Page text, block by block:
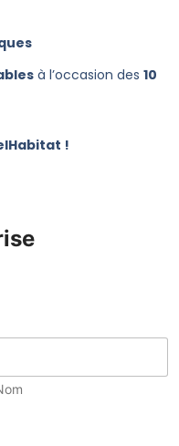
à l’occasion des 10
!